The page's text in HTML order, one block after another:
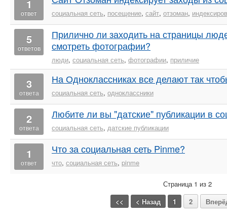
1
ответ социальная сеть, посещение, сайт, отзоман,
5
ответов
Прилично ли заходить на страницы
смотреть фотографии?
люди, социальная сеть, фотографии, приличие
3
ответа
На Одноклассниках все делают так
социальная сеть, одноклассники
2
ответа
Любите ли вы "датские" публикации в
социальная сеть, датские публикации
1
ответ
Что за социальная сеть Pinme?
что, социальная сеть, pinme
Страница 1 из 2
<<
< Назад 1 2